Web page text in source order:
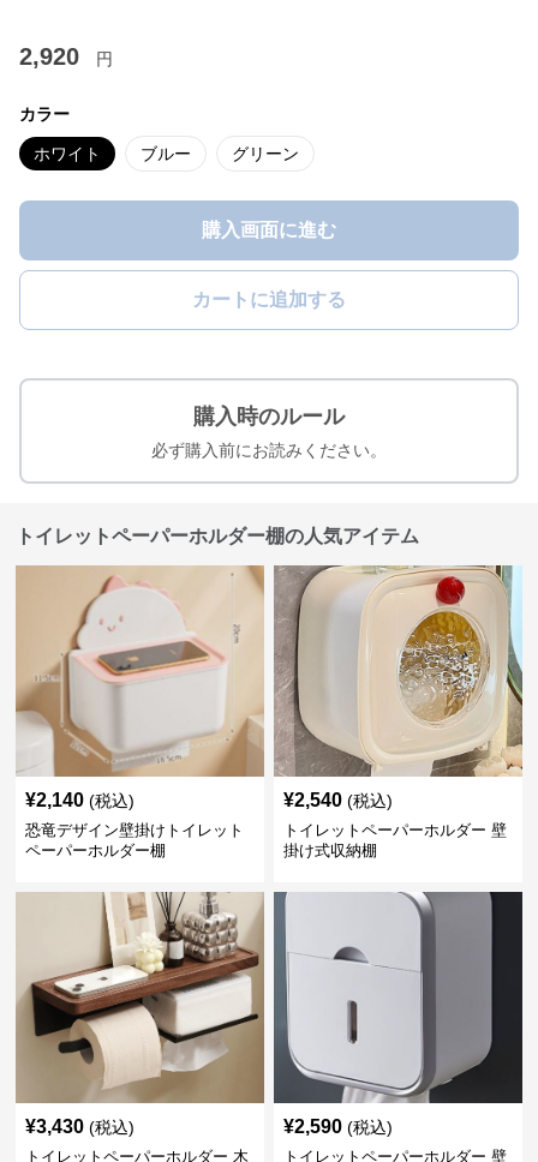
2,920 円
カラー
ホワイト ブルー グリーン
購入画面に進む
カートに追加する
購入時のルール
必ず購入前にお読みください。
トイレットペーパーホルダー棚の人気アイテム
¥2,140 (税込)
恐竜デザイン壁掛けトイレット
ペーパーホルダー棚
¥2,540 (税込)
トイレットペーパーホルダー 壁
掛け式収納棚
¥3,430 (税込)
トイレットペーパーホルダー 木
¥2,590 (税込)
トイレットペーパーホルダー 壁